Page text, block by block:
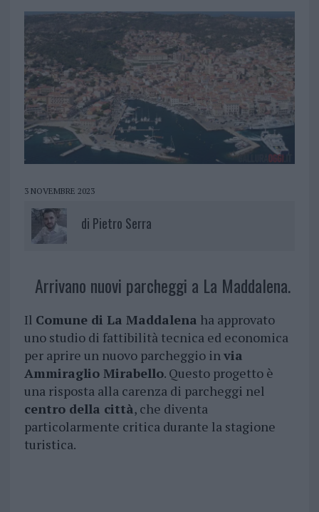
3 NOVEMBRE 2023
di Pietro Serra
Arrivano nuovi parcheggi a La Maddalena.
Il Comune di La Maddalena ha approvato
uno studio di fattibilità tecnica ed economica
per aprire un nuovo parcheggio invia
Ammiraglio Mirabello. Questo progetto è
una risposta alla carenza di parcheggi nel
centro della città, che diventa
particolarmente critica durante la stagione
turistica.